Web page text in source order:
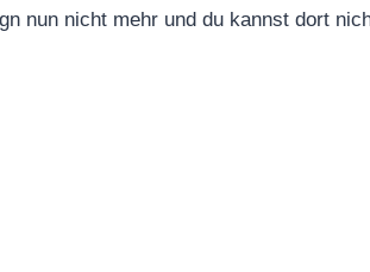
nun nicht mehr und du kannst dort